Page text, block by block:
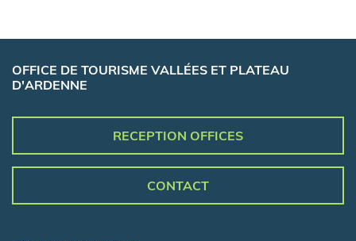
OFFICE DE TOURISME VALLÉES ET PLATEAU
D'ARDENNE
RECEPTION OFFICES
CONTACT